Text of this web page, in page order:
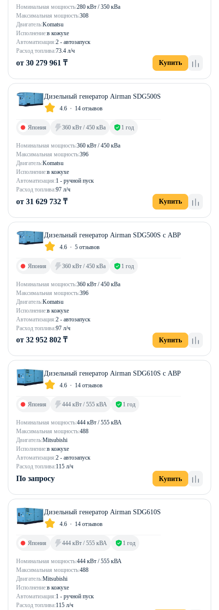
Номинальная мощность:280 кВт / 350 кВа
Максимальная мощность:308
Двигатель:Komatsu
Исполнение:в кожухе
Автоматизация:2 - автозапуск
Расход топлива:73.4 л/ч
от 30 279 961 ₸ Купить
Дизельный генератор Airman SDG500S
4.6 14 отзывов
Номинальная мощность:360 кВт / 450 кВа
Максимальная мощность:396
Двигатель:Komatsu
Исполнение:в кожухе
Автоматизация:1 - ручной пуск
Расход топлива:97 л/ч
Япония 360 кВт / 450 кВа 1 год
от 31 629 732 ₸ Купить
Дизельный генератор Airman SDG500S с АВР
4.6 5 отзывов
Номинальная мощность:360 кВт / 450 кВа
Максимальная мощность:396
Двигатель:Komatsu
Исполнение:в кожухе
Автоматизация:2 - автозапуск
Расход топлива:97 л/ч
Япония 360 кВт / 450 кВа 1 год
от 32 952 802 ₸ Купить
Дизельный генератор Airman SDG610S с АВР
4.6 14 отзывов
Номинальная мощность:444 кВт / 555 кВА
Максимальная мощность:488
Двигатель:Mitsubishi
Исполнение:в кожухе
Автоматизация:2 - автозапуск
Расход топлива:115 л/ч
Япония 444 кВт / 555 кВА 1 год
По запросу Купить
Дизельный генератор Airman SDG610S
4.6 14 отзывов
Номинальная мощность:444 кВт / 555 кВА
Максимальная мощность:488
Двигатель:Mitsubishi
Исполнение:в кожухе
Автоматизация:1 - ручной пуск
Расход топлива:115 л/ч
Япония 444 кВт / 555 кВА 1 год